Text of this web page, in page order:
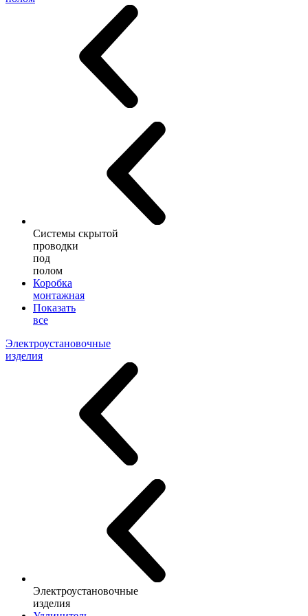
Системы скрытой
проводки
под
полом
Коробка
монтажная
Показать
все
Электроустановочные
изделия
Электроустановочные
изделия